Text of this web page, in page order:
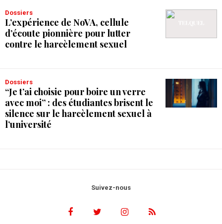
Dossiers
L’expérience de NoVA, cellule
d’écoute pionnière pour lutter
contre le harcèlement sexuel
Dossiers
“Je t’ai choisie pour boire un verre
avec moi” : des étudiantes brisent le
silence sur le harcèlement sexuel à
l’université
Suivez-nous